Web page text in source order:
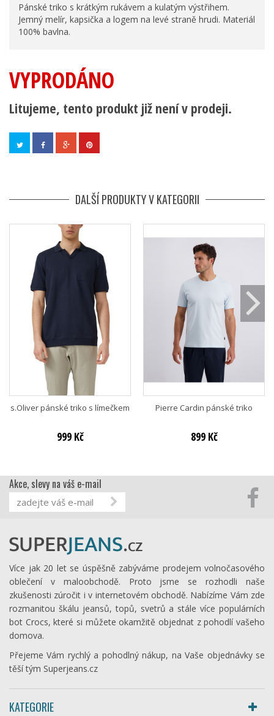
Pánské triko s krátkým rukávem a kulatým výstřihem.
Jemný melír, kapsička a logem na levé straně hrudi. Materiál
100% bavlna.
VYPRODÁNO
Litujeme, tento produkt již není v prodeji.
DALŠÍ PRODUKTY V KATEGORII
s.Oliver pánské triko s límečkem
999 Kč
Pierre Cardin pánské triko
899 Kč
Akce, slevy na váš e-mail
Více jak 20 let se úspěšně zabýváme prodejem volnočasového
oblečení v maloobchodě. Proto jsme se rozhodli naše
zkušenosti zúročit i v internetovém obchodě. Nabízíme Vám zde
rozmanitou škálu jeansů, topů, svetrů a stále více populárních
bot Crocs, které si můžete okamžitě objednat z pohodlí vašeho
domova.
Přejeme Vám rychlý a pohodlný nákup, na Vaše objednávky se
těší tým Superjeans.cz
KATEGORIE